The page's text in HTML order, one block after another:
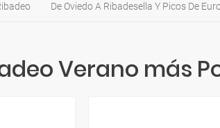
De Oviedo A Ribadesella Y Picos De
Verano más